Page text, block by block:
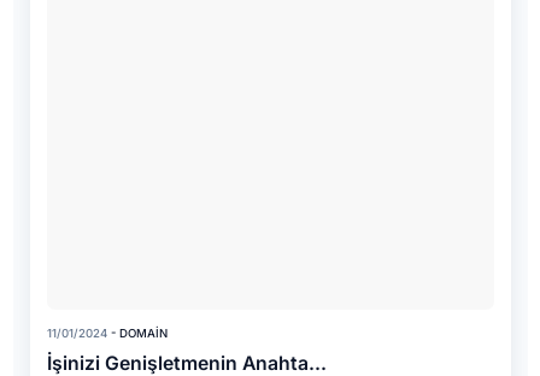
11/01/2024- DOMAIN
İşinizi Genişletmenin Anahta...